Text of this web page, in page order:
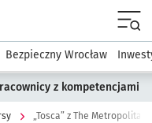
Dla mieszkańca
Bezpieczny Wrocław
z kompetencjami
„Tosca” z The Metropolitan